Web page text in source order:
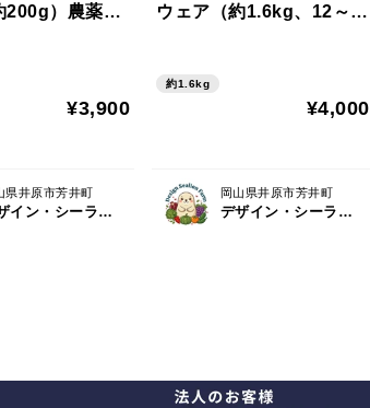
200g）農薬・
¥3,900
県井原市芳井町
デザイン・シーライオン・ファーム
ウェア（約1.6kg、12～1
約1.6kg
¥4,000
岡山県井原市芳井町
デザイン・シーライオン・ファーム